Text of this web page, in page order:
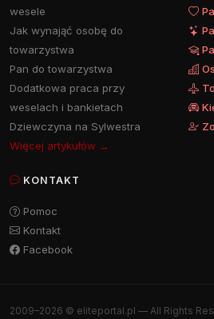
wesele
Jak wynająć osobę do
towarzystwa
Pan do towarzystwa
Dodatkowa praca przy
weselach i bankietach
Dziewczyna na Sylwestra
Więcej artykułów →
KONTAKT
Pomoc
Kontakt
Facebook
2009–2026 © eliteportal.pl — All Rights